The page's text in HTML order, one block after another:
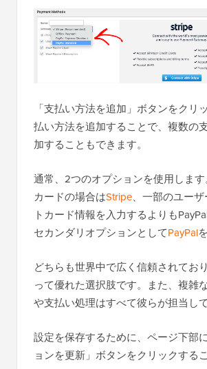
「支払い方法を追加」ボタンをクリ
払い方法を追加することで、複数の
加することもできます。
通常、2つのオプションを使用しま
カードの場合はStripe、一部のユー
トカード情報を入力するよりも
セカンダリオプションとしてPayPal
どちらも世界中で広く信頼されてお
って優れた選択肢です。また、複雑
や支払い処理はすべて彼らが担当し
設定を保存するために、ページ下部
ョンを更新」ボタンをクリックする